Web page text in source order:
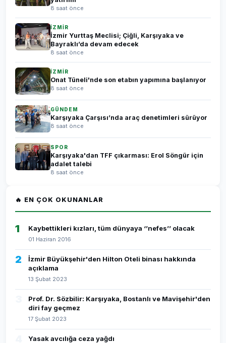
8 saat önce
İZMİR
İzmir Yurttaş Meclisi; Çiğli, Karşıyaka ve
Bayraklı’da devam edecek
8 saat önce
İZMİR
Onat Tüneli'nde son etabın yapımına başlanıyor
8 saat önce
GÜNDEM
Karşıyaka Çarşısı’nda araç denetimleri sürüyor
8 saat önce
SPOR
Karşıyaka'dan TFF çıkarması: Erol Söngür için
adalet talebi
8 saat önce
🔥 EN ÇOK OKUNANLAR
1 Kaybettikleri kızları, tüm dünyaya ‘’nefes’’ olacak
01 Haziran 2016
2
İzmir Büyükşehir'den Hilton Oteli binası hakkında
açıklama
13 Şubat 2023
Prof. Dr. Sözbilir: Karşıyaka, Bostanlı ve Mavişehir'den
diri fay geçmez
17 Şubat 2023
Yasak avcılığa ceza yağdı